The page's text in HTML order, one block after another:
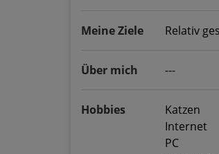
Meine Ziele Relativ
Über mich ---
Hobbies
Katzen
Internet
PC